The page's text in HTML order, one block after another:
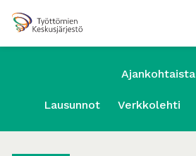
Ajankohtaista
Lausunnot Verkkolehti